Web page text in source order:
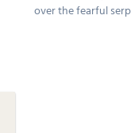
over the fearful